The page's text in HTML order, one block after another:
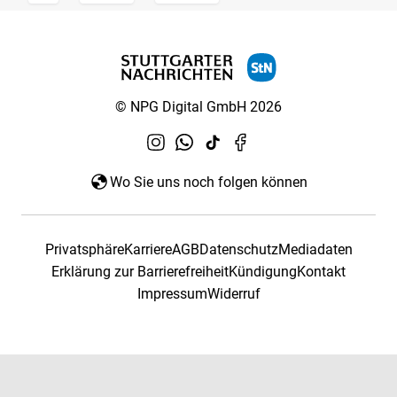
© NPG Digital GmbH 2026
Wo Sie uns noch folgen können
PrivatsphäreKarriereAGBDatenschutzMediadaten
Erklärung zur BarrierefreiheitKündigungKontakt
ImpressumWiderruf